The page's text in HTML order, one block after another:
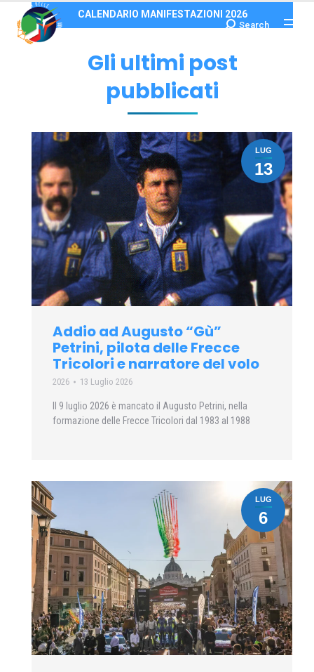
Cerca:Search
CALENDARIO MANIFESTAZIONI 2026
Gli ultimi post
pubblicati
LUG
13
Addio ad Augusto “Gù”
Petrini, pilota delle Frecce
Tricolori e narratore del volo
2026 13 Luglio 2026
Il 9 luglio 2026 è mancato il Augusto Petrini, nella
formazione delle Frecce Tricolori dal 1983 al 1988
LUG
6